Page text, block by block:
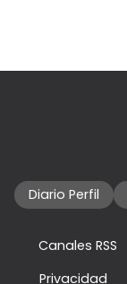
Diario Perfil
Canales RSS
Privacidad